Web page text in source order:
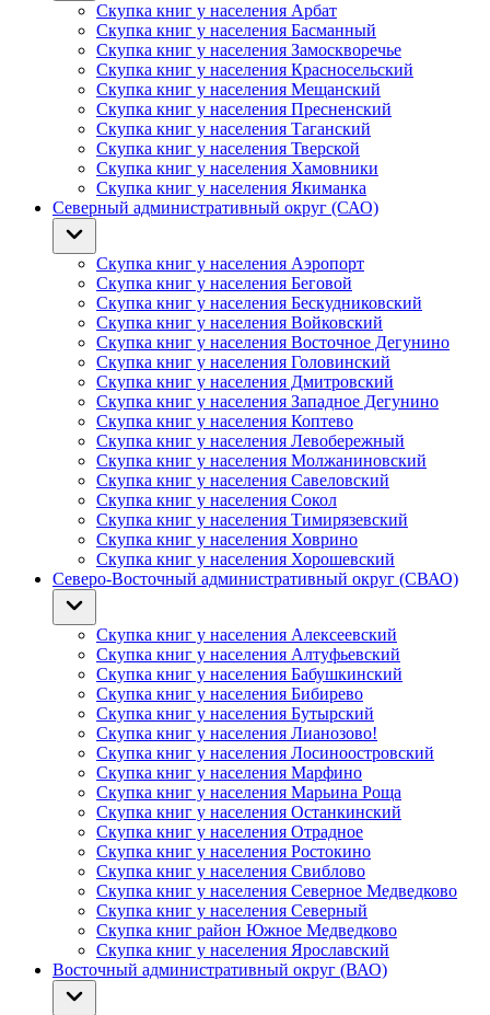
Скупка книг у населения Арбат
Скупка книг у населения Басманный
Скупка книг у населения Замоскворечье
Скупка книг у населения Красносельский
Скупка книг у населения Мещанский
Скупка книг у населения Пресненский
Скупка книг у населения Таганский
Скупка книг у населения Тверской
Скупка книг у населения Хамовники
Скупка книг у населения Якиманка
Северный административный округ (САО)
Скупка книг у населения Аэропорт
Скупка книг у населения Беговой
Скупка книг у населения Бескудниковский
Скупка книг у населения Войковский
Скупка книг у населения Восточное Дегунино
Скупка книг у населения Головинский
Скупка книг у населения Дмитровский
Скупка книг у населения Западное Дегунино
Скупка книг у населения Коптево
Скупка книг у населения Левобережный
Скупка книг у населения Молжаниновский
Скупка книг у населения Савеловский
Скупка книг у населения Сокол
Скупка книг у населения Тимирязевский
Скупка книг у населения Ховрино
Скупка книг у населения Хорошевский
Северо-Восточный административный округ (СВАО)
Скупка книг у населения Алексеевский
Скупка книг у населения Алтуфьевский
Скупка книг у населения Бабушкинский
Скупка книг у населения Бибирево
Скупка книг у населения Бутырский
Скупка книг у населения Лианозово!
Скупка книг у населения Лосиноостровский
Скупка книг у населения Марфино
Скупка книг у населения Марьина Роща
Скупка книг у населения Останкинский
Скупка книг у населения Отрадное
Скупка книг у населения Ростокино
Скупка книг у населения Свиблово
Скупка книг у населения Северное Медведково
Скупка книг у населения Северный
Скупка книг район Южное Медведково
Скупка книг у населения Ярославский
Восточный административный округ (ВАО)